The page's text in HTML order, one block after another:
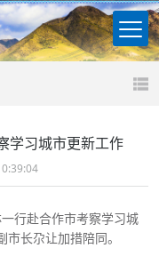
学习城市更新工作
行赴合作市考察学习城
长尕让加措陪同。